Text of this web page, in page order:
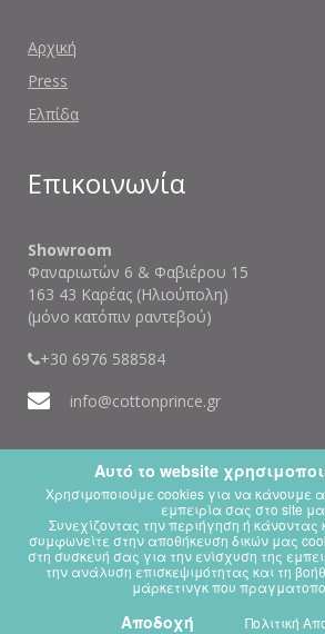
Αρχική
Press
Ελπίδα
Επικοινωνία
Showroom
Φαναριωτών 6 & Φαβιέρου 15
163 43 Καρέας (Ηλιούπολη)
(μόνο κατόπιν ραντεβού)
+30 6976 588584
info@cottonprince.gr
This website is using
We use them to give you the best experience.
website, we'll assume that you are happy to
website.
Continue Learn
Αυτό το website
Χρησιμοποιούμε cookies για να κάνουμε
εμπειρία σας στο site
Συνεχίζοντας την περιήγηση ή κάνοντας
συμφωνείτε στην αποθήκευση δικών μας
στη συσκευή σας για την ενίσχυση της
την ανάλυση επισκεψιμότητας και τη
μάρκετινγκ που
Αποδοχή Πολιτική